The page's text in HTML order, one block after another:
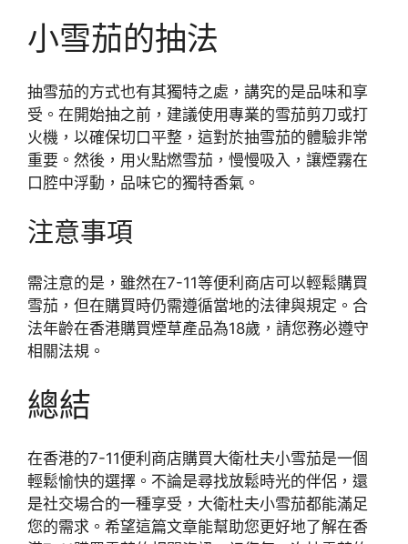
小雪茄的抽法
抽雪茄的方式也有其獨特之處，講究的是品味和享
受。在開始抽之前，建議使用專業的雪茄剪刀或打
火機，以確保切口平整，這對於抽雪茄的體驗非常
重要。然後，用火點燃雪茄，慢慢吸入，讓煙霧在
口腔中浮動，品味它的獨特香氣。
注意事項
需注意的是，雖然在7-11等便利商店可以輕鬆購買
雪茄，但在購買時仍需遵循當地的法律與規定。合
法年齡在香港購買煙草產品為18歲，請您務必遵守
相關法規。
總結
在香港的7-11便利商店購買大衛杜夫小雪茄是一個
輕鬆愉快的選擇。不論是尋找放鬆時光的伴侶，還
是社交場合的一種享受，大衛杜夫小雪茄都能滿足
您的需求。希望這篇文章能幫助您更好地了解在香